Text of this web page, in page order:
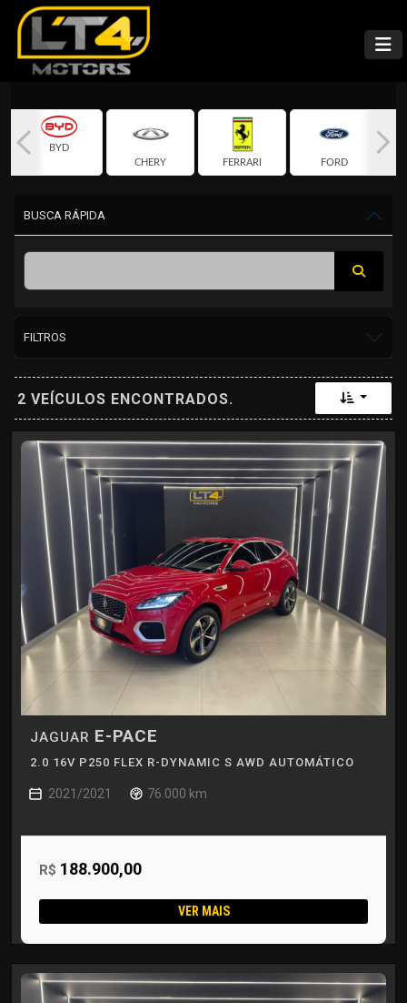
BYD
CHERY
FERRARI FORD
BUSCA RÁPIDA
FILTROS
2 VEÍCULOS ENCONTRADOS. Toggle
JAGUAR E-PACE
2.0 16V P250 FLEX R-DYNAMIC S AWD AUTOMÁTICO
2021/2021 76.000 km
R$ 188.900,00
VER MAIS